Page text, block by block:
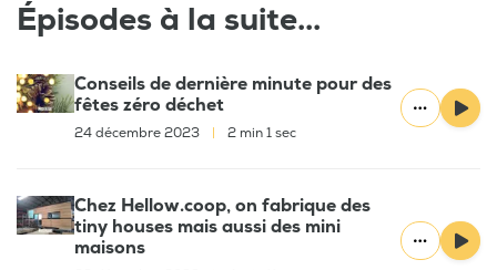
Épisodes à la suite...
Conseils de dernière minute pour des
fêtes zéro déchet
24 décembre 2023 2 min 1 sec
Chez Hellow.coop, on fabrique des
tiny houses mais aussi des mini
maisons